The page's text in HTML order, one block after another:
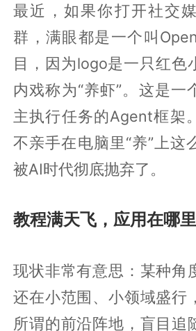
最近，如果你打开社交
群，满眼都是一个叫
目，因为logo是一只红色
内戏称为“养虾”。这是一
主执行任务的Agent框架
不亲手在电脑里“养”上这
被AI时代彻底抛弃了。
教程满天飞，应用在哪
现状非常有意思：某种角
还在小范围、小领域盛行
所谓的前沿阵地，盲目追